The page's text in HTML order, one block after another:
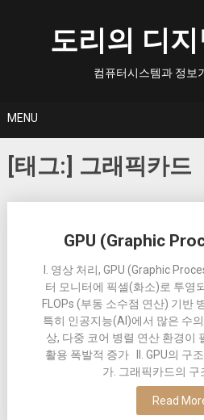
도리의 디
컴퓨터시스템과 정보
MENU
[태그:] 그래픽카드
GPU (Graphic
I. 영상 처리, GPU (Graphic
터 모니터에 픽셀(화소)로 투영
FLOPs (부동 소수점 연산) 기반
특히 인공지능(AI)에서 많은 수
상, 다중 코어 병렬 연산 환경이
활용 폭발적 증가 II. GPU의 구
가. 그래픽카드의 구
Read
navigation